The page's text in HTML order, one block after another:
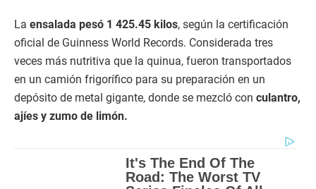
La ensalada pesó 1 425.45 kilos, según la certificación
oficial de Guinness World Records. Considerada tres
veces más nutritiva que la quinua, fueron transportados
en un camión frigorífico para su preparación en un
depósito de metal gigante, donde se mezcló con culantro,
ajíes y zumo de limón.